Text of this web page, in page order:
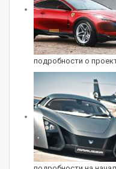
Источник: сайт по
подробности о